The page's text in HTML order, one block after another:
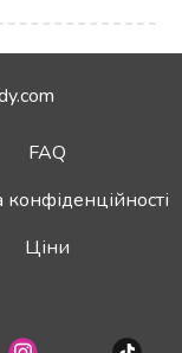
FAQ
конфіденційності
Ціни